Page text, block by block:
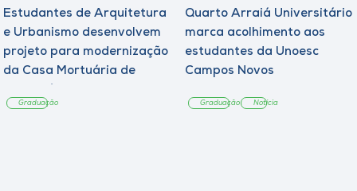
Estudantes de Arquitetura
e Urbanismo desenvolvem
projeto para modernização
da Casa Mortuária de
Graduação
Quarto Arraiá Universitário
marca acolhimento aos
estudantes da Unoesc
Campos Novos
Graduação Notícia